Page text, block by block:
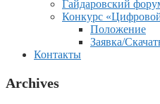
Гайдаровский
Конкурс
Положение
Заявка/
Контакты
Archives